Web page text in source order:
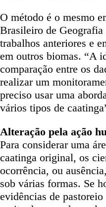
O método é o mesmo
Brasileiro de
trabalhos anteriores e
em outros biomas. “A
comparação entre os
realizar um
preciso usar uma
vários tipos de
Alteração pela ação
Para considerar uma
caatinga original, os
ocorrência, ou
sob várias formas. Se
evidências de